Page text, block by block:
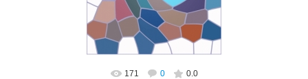
171 0 0.0